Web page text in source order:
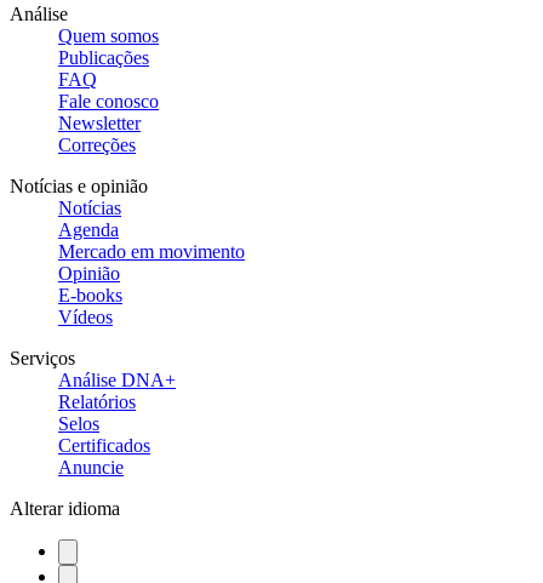
Análise
Quem somos
Publicações
FAQ
Fale conosco
Newsletter
Correções
Notícias e opinião
Notícias
Agenda
Mercado em movimento
Opinião
E-books
Vídeos
Serviços
Análise DNA+
Relatórios
Selos
Certificados
Anuncie
Alterar idioma